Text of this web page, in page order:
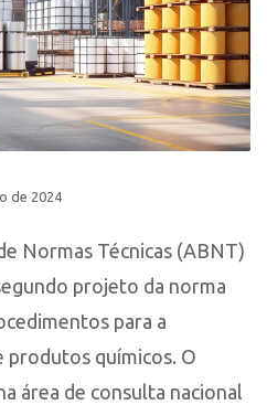
de 2024
Normas Técnicas (ABNT)
projeto da norma
para a
produtos químicos. O
área de consulta nacional